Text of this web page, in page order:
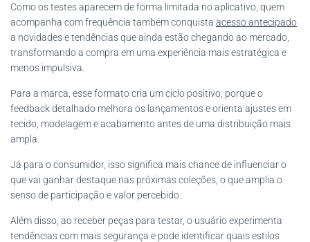
Como os testes aparecem de forma limitada no aplicativo, quem
acompanha com frequência também conquista acesso antecipado
a novidades e tendências que ainda estão chegando ao mercado,
transformando a compra em uma experiência mais estratégica e
menos impulsiva.
Para a marca, esse formato cria um ciclo positivo, porque o
feedback detalhado melhora os lançamentos e orienta ajustes em
tecido, modelagem e acabamento antes de uma distribuição mais
ampla.
Já para o consumidor, isso significa mais chance de influenciar o
que vai ganhar destaque nas próximas coleções, o que amplia o
senso de participação e valor percebido.
Além disso, ao receber peças para testar, o usuário experimenta
tendências com mais segurança e pode identificar quais estilos